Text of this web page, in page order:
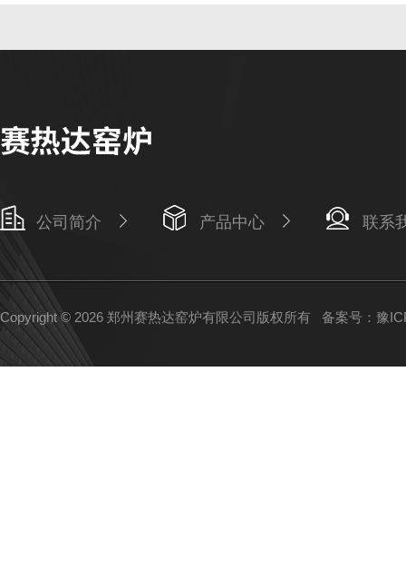
公司简介 产品中心 联系
Copyright © 2026 郑州赛热达窑炉有限公司版权所有 备案号：豫